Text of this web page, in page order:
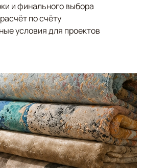
и финального выбора
по счёту
условия для проектов